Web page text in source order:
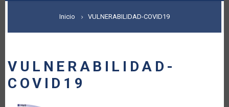
SOBRESCRIBIR
ENLACES
AYUDA
Inicio VULNERABILIDAD-COVID19
VULNERABILIDAD-
COVID19